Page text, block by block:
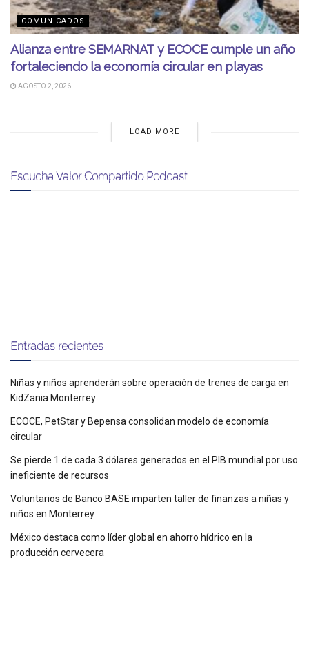
COMUNICADOS
Alianza entre SEMARNAT y ECOCE cumple un año
fortaleciendo la economía circular en playas
AGOSTO 2, 2026
LOAD MORE
Escucha Valor Compartido Podcast
Entradas recientes
Niñas y niños aprenderán sobre operación de trenes de carga en
KidZania Monterrey
ECOCE, PetStar y Bepensa consolidan modelo de economía
circular
Se pierde 1 de cada 3 dólares generados en el PIB mundial por uso
ineficiente de recursos
Voluntarios de Banco BASE imparten taller de finanzas a niñas y
niños en Monterrey
México destaca como líder global en ahorro hídrico en la
producción cervecera